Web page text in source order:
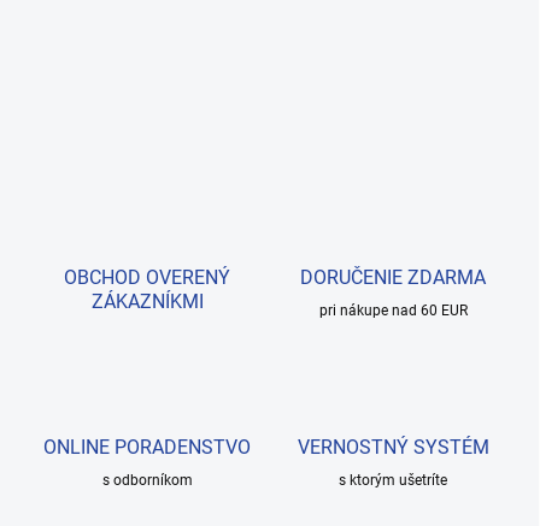
OBCHOD OVERENÝ
ZÁKAZNÍKMI
DORUČENIE ZDARMA
pri nákupe nad 60 EUR
ONLINE PORADENSTVO
s odborníkom
VERNOSTNÝ SYSTÉM
s ktorým ušetríte